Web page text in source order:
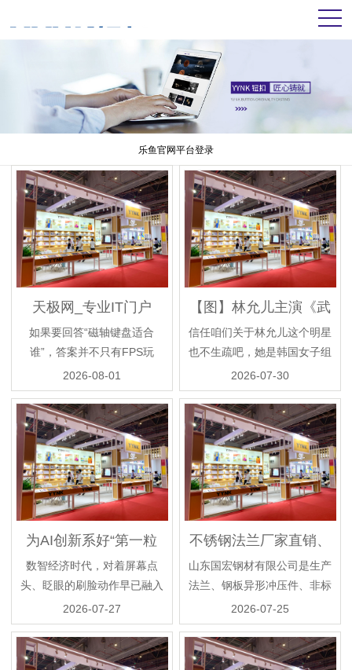
乐鱼官网平台登录
天极网_专业IT门户
如果要回答“磁轴键盘适合
谁”，答案并不只有FPS玩
家。近期我们深度拆解并体验
了一把来自消费电子品...
2026-08-01
【图】林允儿主演《武
神赵子龙》完美收官其
被邀请到高兴大本营
信任咱们关于林允儿这个明星
也不生疏吧，她是韩国女子组
合少女时代的颜值最高的一
位，那便是林允儿了，...
2026-07-30
为AI创新系好“第一粒
扣子”
数智经济时代，对着屏幕点
头、眨眼的刷脸动作早已融入
日常生活。无论是办业务还是
登录账号，仿佛只要“...
2026-07-27
不锈钢法兰厂家直销、
不锈钢法兰报价选国宏
山东国宏钢材有限公司是生产
法兰、钢板异形冲压件、非标
异形件、锻件毛坯、盲板法
兰、法兰盘毛坯、沟槽...
2026-07-25